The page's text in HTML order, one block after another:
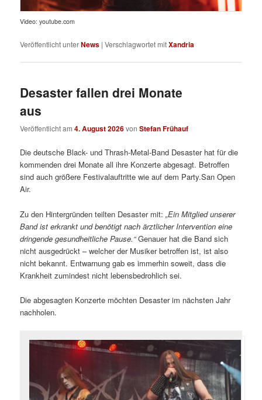
Video: youtube.com
Veröffentlicht unterNews |Verschlagwortet mitXandria
Desaster fallen drei Monate
aus
Veröffentlicht am4. August 2026vonStefan Frühauf
Die deutsche Black- und Thrash-Metal-Band Desaster hat für die
kommenden drei Monate all ihre Konzerte abgesagt. Betroffen
sind auch größere Festivalauftritte wie auf dem Party.San Open
Air.
Zu den Hintergründen teilten Desaster mit:„Ein Mitglied unserer
Band ist erkrankt und benötigt nach ärztlicher Intervention eine
dringende gesundheitliche Pause.“Genauer hat die Band sich
nicht ausgedrückt – welcher der Musiker betroffen ist, ist also
nicht bekannt. Entwarnung gab es immerhin soweit, dass die
Krankheit zumindest nicht lebensbedrohlich sei.
Die abgesagten Konzerte möchten Desaster im nächsten Jahr
nachholen.